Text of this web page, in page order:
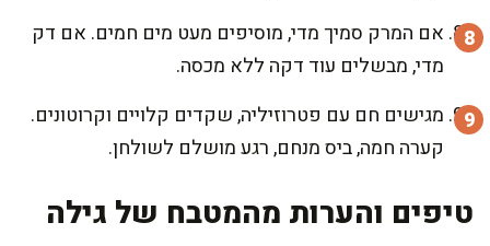
אם המרק סמיך מדי, מוסיפים מעט מים חמים. אם דק
מדי, מבשלים עוד דקה ללא מכסה.
מגישים חם עם פטרוזיליה, שקדים קלויים וקרוטונים.
קערה חמה, ביס מנחם, רגע מושלם לשולחן.
טיפים והערות מהמטבח של גילה